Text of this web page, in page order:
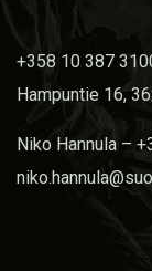
+358 10 387
Hampuntie 16,
Niko Hannula –